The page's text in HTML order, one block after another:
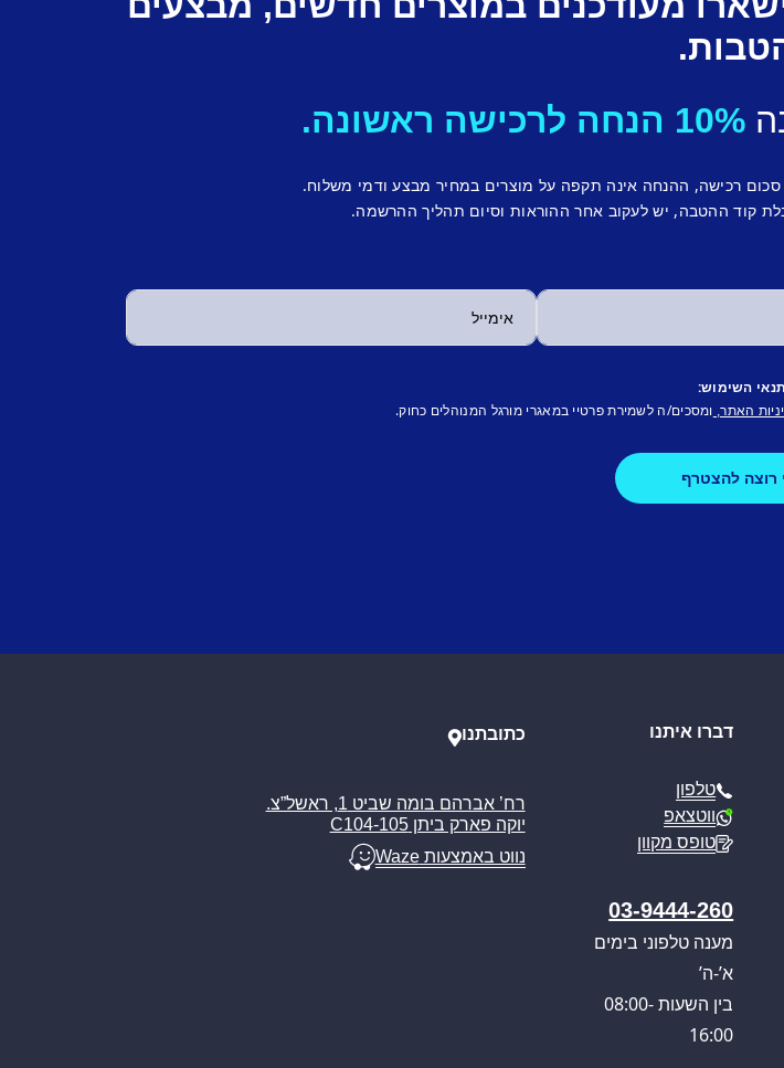
10% הנחה לרכישה ראשונה.
רכישה, ההנחה אינה תקפה על מוצרים במחיר מבצע ודמי משלוח.
קוד ההטבה, יש לעקוב אחר ההוראות וסיום תהליך ההרשמה.
תנאי השימוש:
האתר, ומסכים/ה לשמירת פרטיי במאגרי מורגל המנוהלים כחוק.
דברו איתנו
טלפון
ווטצאפ
טופס מקוון
03-9444-260
מענה טלפוני בימים
א’-ה’
בין השעות 08:00-
16:00
כתובתנו
רח’ אברהם בומה שביט 1, ראשל”צ.
יוקה פארק ביתן C104-105
נווט באמצעות Waze